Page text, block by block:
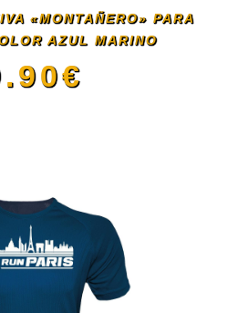
«MONTAÑERO» PARA
AZUL MARINO
€
producto
tiene
múltiples